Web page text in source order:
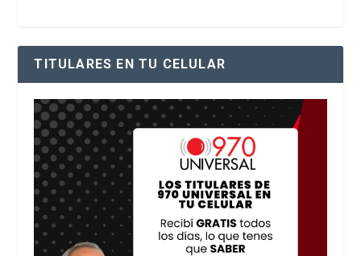
TITULARES EN TU CELULAR